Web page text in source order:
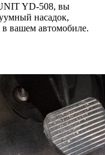
YD-508, вы
насадок,
вашем автомобиле.